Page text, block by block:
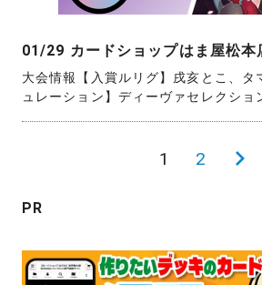
01/29 カードショップはま屋松本
大会情報【入賞ルリグ】戌亥とこ、タ
ュレーション】ディーヴァセレクショ
の
ペ
ー
1 2
次
ー
ジ
PR